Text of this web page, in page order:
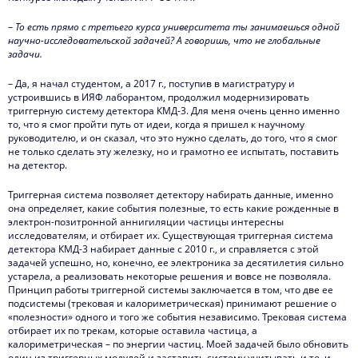
– То есть прямо с третьего курса университета ты занимаешься одной
научно-исследовательской задачей? А говоришь, что не глобальные
задачи.
– Да, я начал студентом, а 2017 г., поступив в магистратуру и
устроившись в ИЯФ лаборантом, продолжил модернизировать
триггерную систему детектора КМД-3. Для меня очень ценно именно
то, что я смог пройти путь от идеи, когда я пришел к научному
руководителю, и он сказал, что это нужно сделать, до того, что я смог
не только сделать эту железку, но и грамотно ее испытать, поставить
на детектор.
Триггерная система позволяет детектору набирать данные, именно
она определяет, какие события полезные, то есть какие рожденные в
электрон-позитронной аннигиляции частицы интересны
исследователям, и отбирает их. Существующая триггерная система
детектора КМД-3 набирает данные с 2010 г., и справляется с этой
задачей успешно, но, конечно, ее электроника за десятилетия сильно
устарела, а реализовать некоторые решения и вовсе не позволяла.
Принцип работы триггерной системы заключается в том, что две ее
подсистемы (трековая и калориметрическая) принимают решение о
«полезности» одного и того же события независимо. Трековая система
отбирает их по трекам, которые оставила частица, а
калориметрическая – по энергии частиц. Моей задачей было обновить